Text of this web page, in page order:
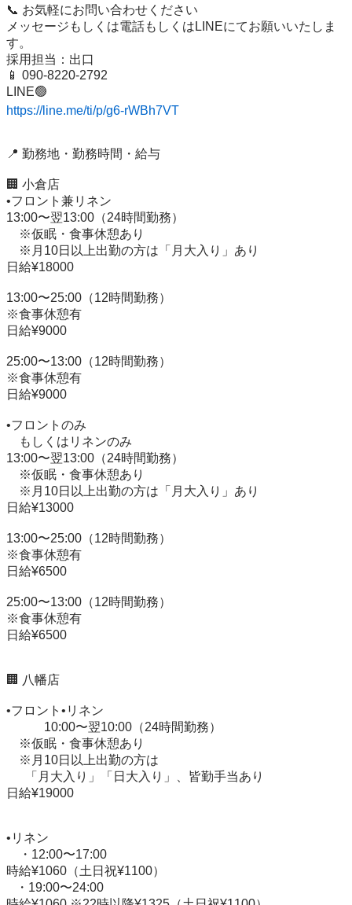
📞 お気軽にお問い合わせください
メッセージもしくは電話もしくはLINEにてお願いいたしま
す。
採用担当：出口
📱 090-8220-2792
https://line.me/ti/p/g6-rWBh7VT
📍 勤務地・勤務時間・給与
🏢 小倉店
•フロント兼リネン
13:00〜翌13:00（24時間勤務）
※仮眠・食事休憩あり
※月10日以上出勤の方は「月大入り」あり
日給¥18000
13:00〜25:00（12時間勤務）
※食事休憩有
日給¥9000
25:00〜13:00（12時間勤務）
※食事休憩有
日給¥9000
•フロントのみ
もしくはリネンのみ
13:00〜翌13:00（24時間勤務）
※仮眠・食事休憩あり
※月10日以上出勤の方は「月大入り」あり
日給¥13000
13:00〜25:00（12時間勤務）
※食事休憩有
日給¥6500
25:00〜13:00（12時間勤務）
※食事休憩有
日給¥6500
🏢 八幡店
•フロント•リネン
10:00〜翌10:00（24時間勤務）
※仮眠・食事休憩あり
※月10日以上出勤の方は
日給¥19000
•リネン
・12:00〜17:00
時給¥1060（土日祝¥1100）